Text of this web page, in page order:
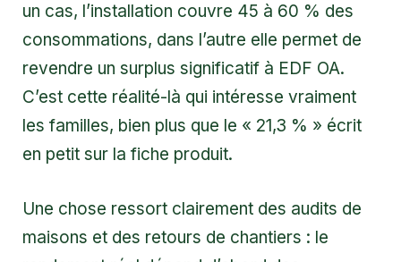
un cas, l’installation couvre 45 à 60 % des
consommations, dans l’autre elle permet de
revendre un surplus significatif à EDF OA.
C’est cette réalité-là qui intéresse vraiment
les familles, bien plus que le « 21,3 % » écrit
en petit sur la fiche produit.
Une chose ressort clairement des audits de
maisons et des retours de chantiers : le